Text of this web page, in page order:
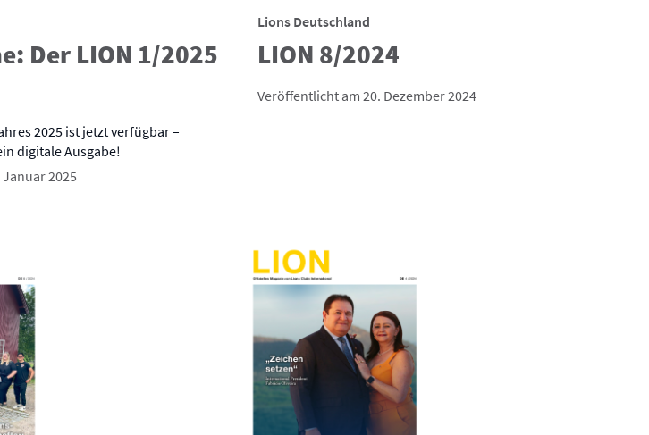
Der LION 1/2025
2025 ist jetzt verfügbar –
digitale Ausgabe!
2025
Lions Deutschland
LION 8/2024
Veröffentlicht am 20. Dezember 2024